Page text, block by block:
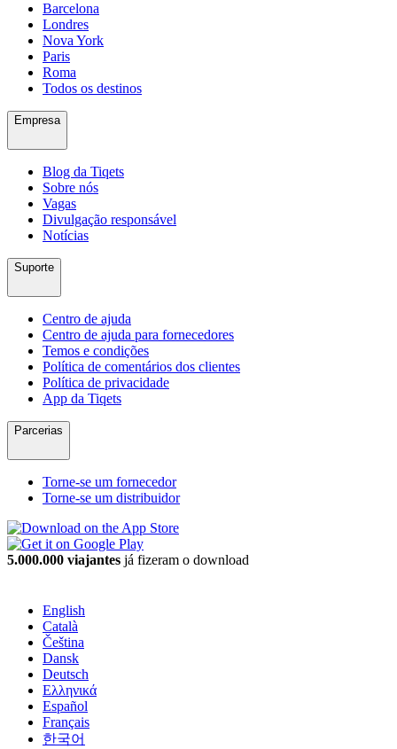
Barcelona
Londres
Nova York
Paris
Roma
Todos os destinos
Empresa
Blog da Tiqets
Sobre nós
Vagas
Divulgação responsável
Notícias
Suporte
Centro de ajuda
Centro de ajuda para fornecedores
Temos e condições
Política de comentários dos clientes
Política de privacidade
App da Tiqets
Parcerias
Torne-se um fornecedor
Torne-se um distribuidor
5.000.000 viajantes já fizeram o download
English
Català
Čeština
Dansk
Deutsch
Ελληνικά
Español
Français
한국어